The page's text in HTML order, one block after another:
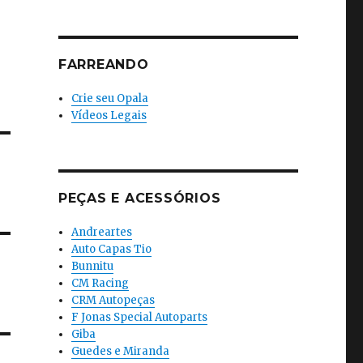
FARREANDO
Crie seu Opala
Vídeos Legais
PEÇAS E ACESSÓRIOS
Andreartes
Auto Capas Tio
Bunnitu
CM Racing
CRM Autopeças
F Jonas Special Autoparts
Giba
Guedes e Miranda